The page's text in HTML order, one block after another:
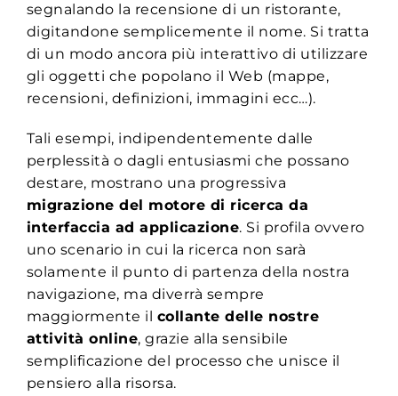
segnalando la recensione di un ristorante,
digitandone semplicemente il nome. Si tratta
di un modo ancora più interattivo di utilizzare
gli oggetti che popolano il Web (mappe,
recensioni, definizioni, immagini ecc…).
Tali esempi, indipendentemente dalle
perplessità o dagli entusiasmi che possano
destare, mostrano una progressiva
migrazione del motore di ricerca da
interfaccia ad applicazione. Si profila ovvero
uno scenario in cui la ricerca non sarà
solamente il punto di partenza della nostra
navigazione, ma diverrà sempre
maggiormente il collante delle nostre
attività online, grazie alla sensibile
semplificazione del processo che unisce il
pensiero alla risorsa.